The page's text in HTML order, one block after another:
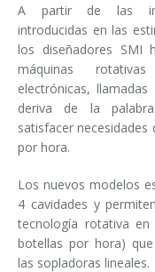
A partir de las
introducidas en las
los diseñadores SMI
máquinas rotativas
electrónicas,
deriva de la
satisfacer
por hora.
Los nuevos modelos
4 cavidades y
tecnología rotativa
botellas por hora)
las sopladoras lineales.